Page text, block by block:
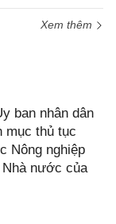
Xem thêm
ban nhân dân
mục thủ tục
Nông nghiệp
nước của